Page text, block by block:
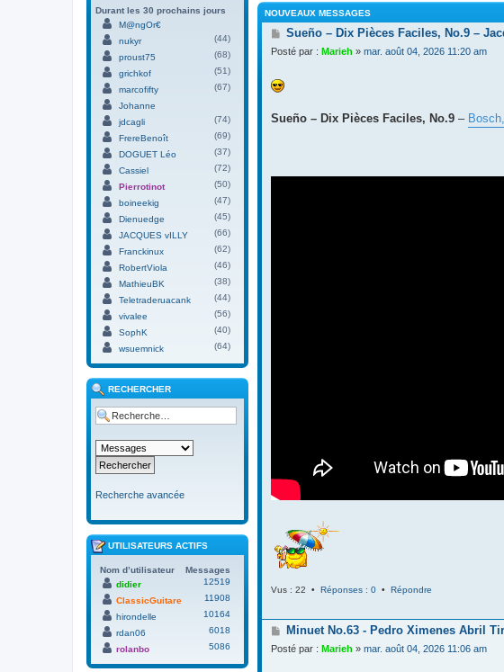
NOUVEAUX MESSAGES
M
s
a
g
Sueño – Dix Pièces Faciles, No.9 –
Posté par : Marieh » mar. août 04, 2026 11:20 am
Sueño – Dix Pièces Faciles, No.9 –
Vus : 22 • Réponses : 0 • Répondre
M
s
Minuet No.63 - Pedro Ximenes Abril
Posté par : Marieh » mar. août 04, 2026 11:06 am
Durant les 30 prochains jours
M@ngOr€
nukyr
(44)
proust75
(68)
grichkof
(51)
marcofifty
(67)
Johanne
jdcagli
(74)
FrereBenoît
(69)
DOGUET Léo
(37)
Cassiel
(72)
Pierrotinot
(50)
boineekig
(47)
Dienuedge
(45)
JACQUES vILLY
(66)
Franckinux
(62)
RobertViola
(46)
MathieuBK
(38)
Teletraderuacank
(44)
vivalee
(56)
SophK
(40)
wsuemnick
(64)
RECHERCHER
Recherche avancée
UTILISATEURS ACTIFS
Nom d’utilisateur
Messages
didier
12519
ClassicGuitare
11908
hirondelle
10164
rdan06
6018
rolanbo
5086